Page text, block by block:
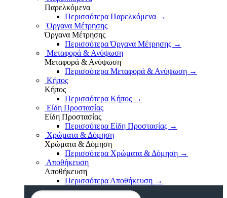
Παρελκόμενα
Περισσότερα Παρελκόμενα →
Όργανα Μέτρησης
Όργανα Μέτρησης
Περισσότερα Όργανα Μέτρησης →
Μεταφορά & Ανύψωση
Μεταφορά & Ανύψωση
Περισσότερα Μεταφορά & Ανύψωση →
Κήπος
Κήπος
Περισσότερα Κήπος →
Είδη Προστασίας
Είδη Προστασίας
Περισσότερα Είδη Προστασίας →
Χρώματα & Δόμηση
Χρώματα & Δόμηση
Περισσότερα Χρώματα & Δόμηση →
Αποθήκευση
Αποθήκευση
Περισσότερα Αποθήκευση →